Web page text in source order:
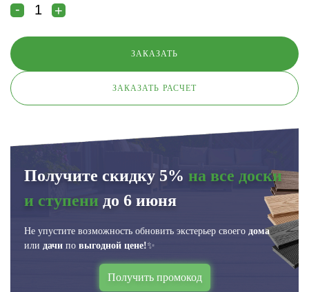
ЗАКАЗАТЬ РАСЧЕТ
Получите скидку 5% на все доски
и ступени до 6 июня
Не упустите возможность обновить экстерьер своего дома
или дачи по выгодной цене!✨
Получить промокод